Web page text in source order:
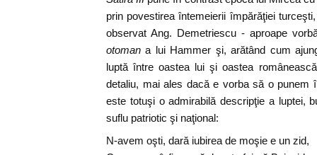
prin povestirea întemeierii împărăţiei
observat Ang. Demetriescu - aproape
otoman a lui Hammer şi, arătând cum
luptă între oastea lui şi oastea
detaliu, mai ales dacă e vorba să o punem
este totuşi o admirabilă descripţie a luptei,
suflu patriotic şi naţional:
N-avem oşti, dară iubirea de moşie e un zid,